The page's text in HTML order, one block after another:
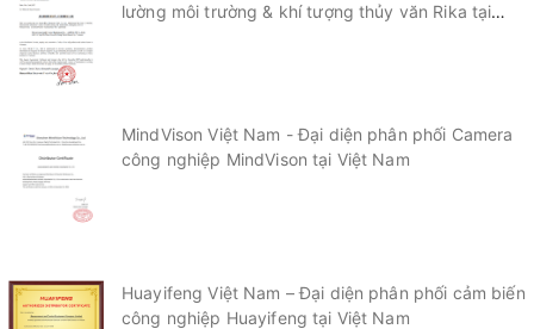
lường môi trường & khí tượng thủy văn Rika tại
MindVison Việt Nam - Đại diện phân phối Camera
công nghiệp MindVison tại Việt Nam
Huayifeng Việt Nam – Đại diện phân phối cảm biến
công nghiệp Huayifeng tại Việt Nam